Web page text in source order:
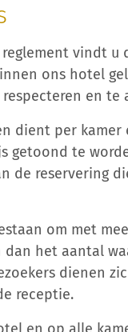
vindt u
ons hotel
respecteren en te
dient per kamer
getoond te
de reservering
om met
dan het aantal
dienen
receptie.